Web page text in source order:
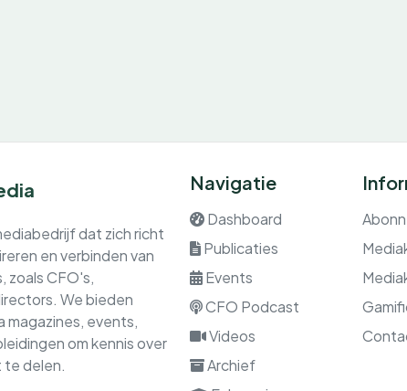
dat zich richt
en verbinden van
zoals CFO's,
We bieden
events,
om kennis over
te delen.
Navigatie
Dashboard
Publicaties
Events
CFO Podcast
Videos
Archief